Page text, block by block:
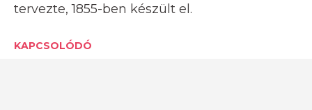
tervezte, 1855-ben készült el.
KAPCSOLÓDÓ